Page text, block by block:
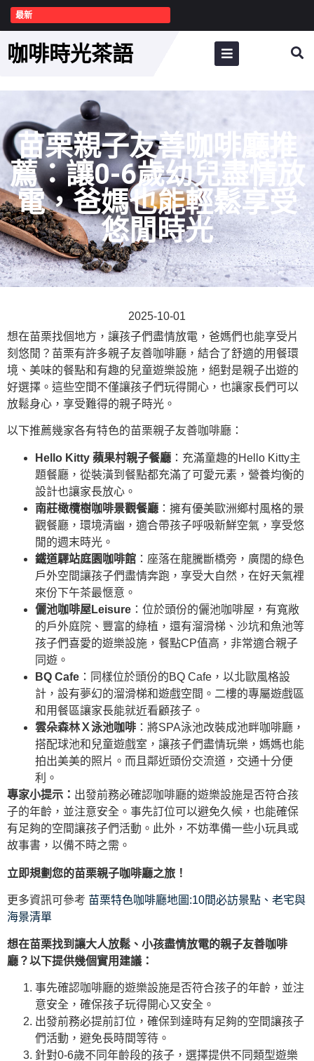
最新
咖啡時光茶語
苗栗親子友善咖啡廳推
薦：讓0-6歲幼兒盡情放
電，爸媽也能輕鬆享受
悠閒時光
2025-10-01
想在苗栗找個地方，讓孩子們盡情放電，爸媽們也能享受片
刻悠閒？苗栗有許多親子友善咖啡廳，結合了舒適的用餐環
境、美味的餐點和有趣的兒童遊樂設施，絕對是親子出遊的
好選擇。這些空間不僅讓孩子們玩得開心，也讓家長們可以
放鬆身心，享受難得的親子時光。
以下推薦幾家各有特色的苗栗親子友善咖啡廳：
Hello Kitty 蘋果村親子餐廳 ：充滿童趣的Hello Kitty主
題餐廳，從裝潢到餐點都充滿了可愛元素，營養均衡的
設計也讓家長放心。
南莊橄欖樹咖啡景觀餐廳 ：擁有優美歐洲鄉村風格的景
觀餐廳，環境清幽，適合帶孩子呼吸新鮮空氣，享受悠
閒的週末時光。
鐵道驛站庭園咖啡館 ：座落在龍騰斷橋旁，廣闊的綠色
戶外空間讓孩子們盡情奔跑，享受大自然，在好天氣裡
來份下午茶最愜意。
儷池咖啡屋Leisure ：位於頭份的儷池咖啡屋，有寬敞
的戶外庭院、豐富的綠植，還有溜滑梯、沙坑和魚池等
孩子們喜愛的遊樂設施，餐點CP值高，非常適合親子
同遊。
BQ Cafe ：同樣位於頭份的BQ Cafe，以北歐風格設
計，設有夢幻的溜滑梯和遊戲空間。二樓的專屬遊戲區
和用餐區讓家長能就近看顧孩子。
雲朵森林Ｘ泳池咖啡 ：將SPA泳池改裝成池畔咖啡廳，
搭配球池和兒童遊戲室，讓孩子們盡情玩樂，媽媽也能
拍出美美的照片。而且鄰近頭份交流道，交通十分便
利。
專家小提示： 出發前務必確認咖啡廳的遊樂設施是否符合孩
子的年齡，並注意安全。事先訂位可以避免久候，也能確保
有足夠的空間讓孩子們活動。此外，不妨準備一些小玩具或
故事書，以備不時之需。
立即規劃您的苗栗親子咖啡廳之旅！
更多資訊可參考 苗栗特色咖啡廳地圖:10間必訪景點、老宅與
海景清單
想在苗栗找到讓大人放鬆、小孩盡情放電的親子友善咖啡
廳？以下提供幾個實用建議：
事先確認咖啡廳的遊樂設施是否符合孩子的年齡，並注
意安全，確保孩子玩得開心又安全。
出發前務必提前訂位，確保到達時有足夠的空間讓孩子
們活動，避免長時間等待。
針對0-6歲不同年齡段的孩子，選擇提供不同類型遊樂